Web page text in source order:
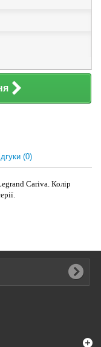
(0)
Cariva. Колір